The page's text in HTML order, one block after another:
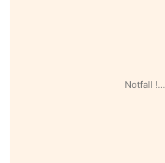
Notfall !…